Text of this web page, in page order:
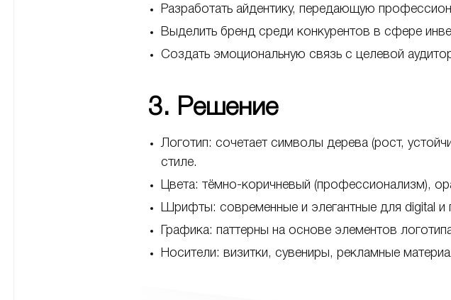
Разработать айдентику, передающую
Выделить бренд среди конкурентов в сфере
Создать эмоциональную связь с целевой
3. Решение
Логотип: сочетает символы дерева (рост,
стиле.
Цвета: тёмно-коричневый (профессионализм),
Шрифты: современные и элегантные для digital и
Графика: паттерны на основе элементов
Носители: визитки, сувениры, рекламные